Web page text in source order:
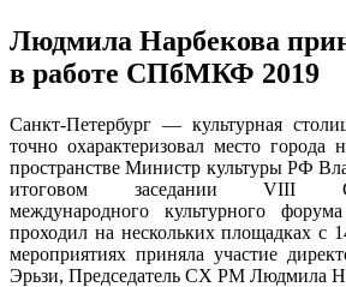
Людмила Нарбекова
в работе СПбМКФ 2019
Санкт-Петербург — культурная
точно охарактеризовал место города
пространстве Министр культуры РФ
итоговом заседании VIII
международного культурного
проходил на нескольких площадках с
мероприятиях приняла участие
Эрьзи, Председатель СХ РМ Людмила